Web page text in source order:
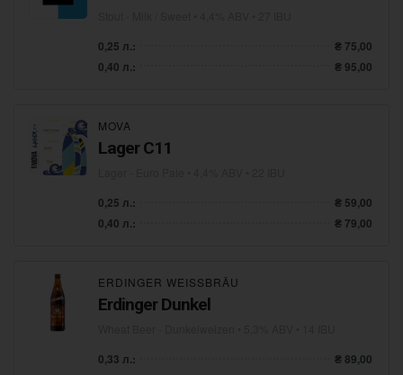
0,25 л.:
₴ 75,00
0,40 л.:
₴ 95,00
MOVA
Lager C11
0,25 л.:
₴ 59,00
0,40 л.:
₴ 79,00
ERDINGER WEISSBRÄU
Erdinger Dunkel
0,33 л.:
₴ 89,00